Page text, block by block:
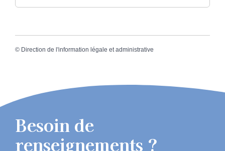
© Direction de l'information légale et administrative
Besoin de
renseignements ?